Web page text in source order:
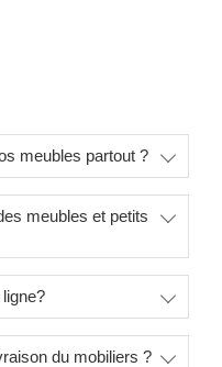
meubles partout ?
meubles et petits
du mobiliers ?